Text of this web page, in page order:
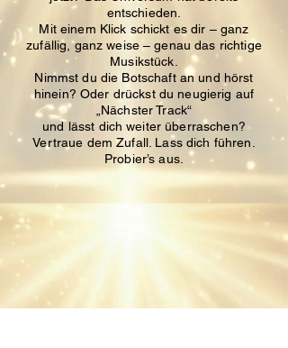
entschieden.
Mit einem Klick schickt es dir – ganz
zufällig, ganz weise – genau das richtige
Musikstück.
Nimmst du die Botschaft an und hörst
hinein?Oder drückst du neugierig auf
„Nächster Track“
und lässt dich weiter überraschen?
Vertraue dem Zufall. Lass dich führen.
Probier’s aus.